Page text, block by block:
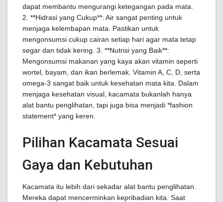
dapat membantu mengurangi ketegangan pada mata.
2. **Hidrasi yang Cukup**: Air sangat penting untuk
menjaga kelembapan mata. Pastikan untuk
mengonsumsi cukup cairan setiap hari agar mata tetap
segar dan tidak kering. 3. **Nutrisi yang Baik**:
Mengonsumsi makanan yang kaya akan vitamin seperti
wortel, bayam, dan ikan berlemak. Vitamin A, C, D, serta
omega-3 sangat baik untuk kesehatan mata kita. Dalam
menjaga kesehatan visual, kacamata bukanlah hanya
alat bantu penglihatan, tapi juga bisa menjadi *fashion
statement* yang keren.
Pilihan Kacamata Sesuai
Gaya dan Kebutuhan
Kacamata itu lebih dari sekadar alat bantu penglihatan.
Mereka dapat mencerminkan kepribadian kita. Saat